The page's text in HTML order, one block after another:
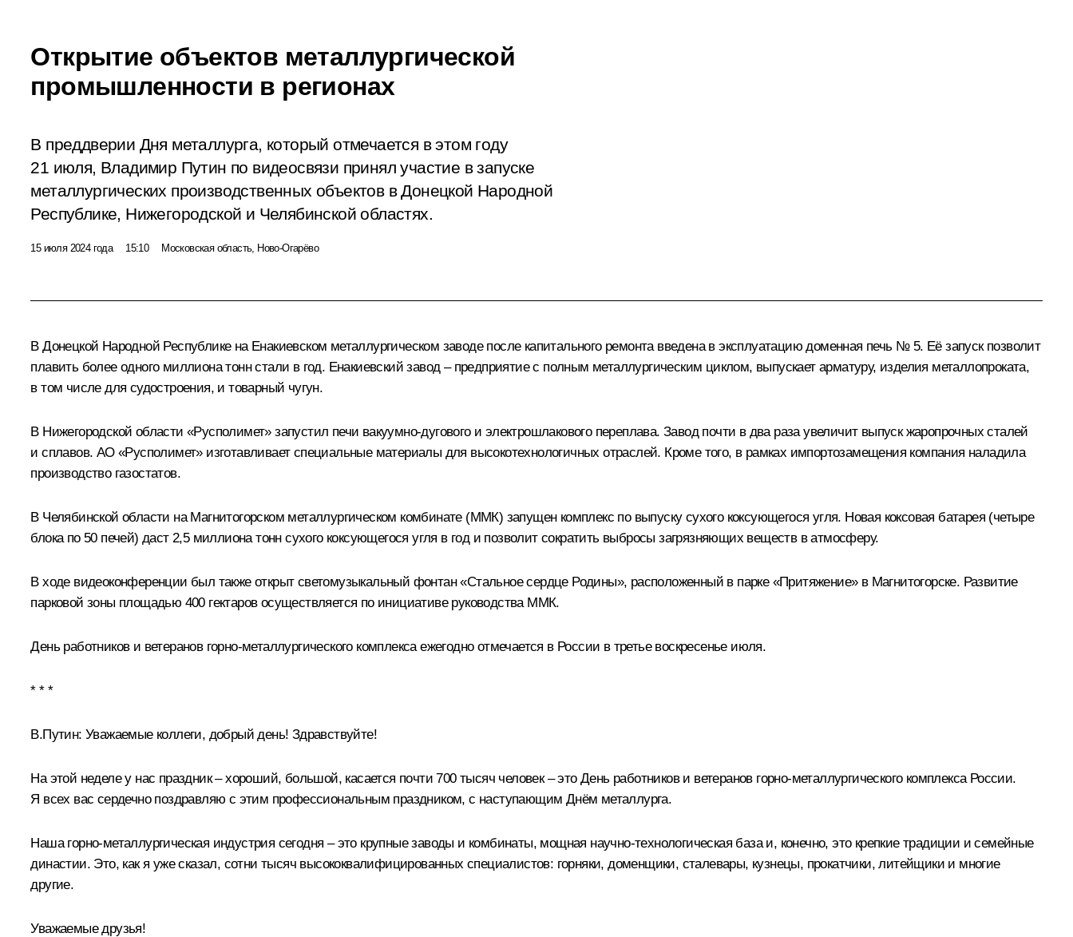
Открытие объектов металлургической
промышленности в регионах
В преддверии Дня металлурга, который отмечается в этом году
21 июля, Владимир Путин по видеосвязи принял участие в запуске
металлургических производственных объектов в Донецкой Народной
Республике, Нижегородской и Челябинской областях.
15 июля 2024 года 15:10 Московская область, Ново-Огарёво
В Донецкой Народной Республике на Енакиевском металлургическом заводе после капитального ремонта введена в эксплуатацию доменная печь № 5. Её запуск позволит
плавить более одного миллиона тонн стали в год. Енакиевский завод – предприятие с полным металлургическим циклом, выпускает арматуру, изделия металлопроката,
в том числе для судостроения, и товарный чугун.
В Нижегородской области «Русполимет» запустил печи вакуумно-дугового и электрошлакового переплава. Завод почти в два раза увеличит выпуск жаропрочных сталей
и сплавов. АО «Русполимет» изготавливает специальные материалы для высокотехнологичных отраслей. Кроме того, в рамках импортозамещения компания наладила
производство газостатов.
В Челябинской области на Магнитогорском металлургическом комбинате (ММК) запущен комплекс по выпуску сухого коксующегося угля. Новая коксовая батарея (четыре
блока по 50 печей) даст 2,5 миллиона тонн сухого коксующегося угля в год и позволит сократить выбросы загрязняющих веществ в атмосферу.
В ходе видеоконференции был также открыт светомузыкальный фонтан «Стальное сердце Родины», расположенный в парке «Притяжение» в Магнитогорске. Развитие
парковой зоны площадью 400 гектаров осуществляется по инициативе руководства ММК.
День работников и ветеранов горно-металлургического комплекса ежегодно отмечается в России в третье воскресенье июля.
* * *
В.Путин: Уважаемые коллеги, добрый день! Здравствуйте!
На этой неделе у нас праздник – хороший, большой, касается почти 700 тысяч человек – это День работников и ветеранов горно-металлургического комплекса России.
Я всех вас сердечно поздравляю с этим профессиональным праздником, с наступающим Днём металлурга.
Наша горно-металлургическая индустрия сегодня – это крупные заводы и комбинаты, мощная научно-технологическая база и, конечно, это крепкие традиции и семейные
династии. Это, как я уже сказал, сотни тысяч высококвалифицированных специалистов: горняки, доменщики, сталевары, кузнецы, прокатчики, литейщики и многие
другие.
Уважаемые друзья!